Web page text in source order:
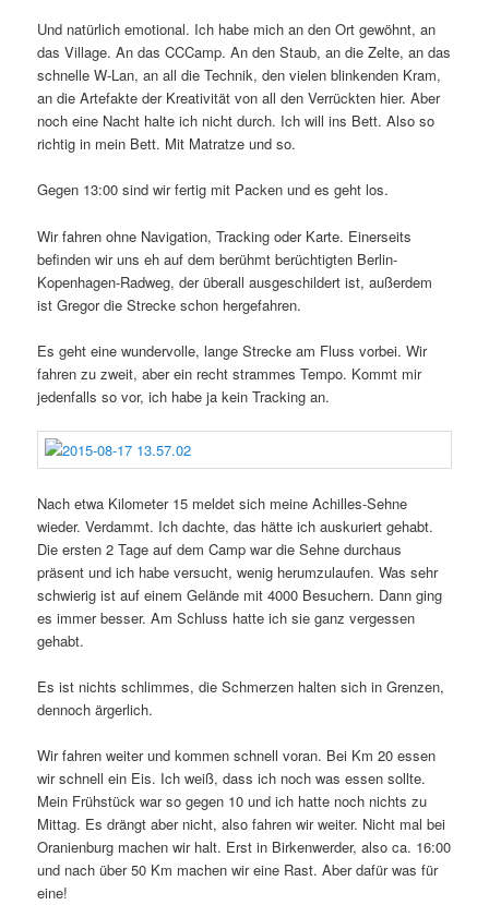
Und natürlich emotional. Ich habe mich an den Ort gewöhnt, an
das Village. An das CCCamp. An den Staub, an die Zelte, an das
schnelle W-Lan, an all die Technik, den vielen blinkenden Kram,
an die Artefakte der Kreativität von all den Verrückten hier. Aber
noch eine Nacht halte ich nicht durch. Ich will ins Bett. Also so
richtig in mein Bett. Mit Matratze und so.
Gegen 13:00 sind wir fertig mit Packen und es geht los.
Wir fahren ohne Navigation, Tracking oder Karte. Einerseits
befinden wir uns eh auf dem berühmt berüchtigten Berlin-
Kopenhagen-Radweg, der überall ausgeschildert ist, außerdem
ist Gregor die Strecke schon hergefahren.
Es geht eine wundervolle, lange Strecke am Fluss vorbei. Wir
fahren zu zweit, aber ein recht strammes Tempo. Kommt mir
jedenfalls so vor, ich habe ja kein Tracking an.
Nach etwa Kilometer 15 meldet sich meine Achilles-Sehne
wieder. Verdammt. Ich dachte, das hätte ich auskuriert gehabt.
Die ersten 2 Tage auf dem Camp war die Sehne durchaus
präsent und ich habe versucht, wenig herumzulaufen. Was sehr
schwierig ist auf einem Gelände mit 4000 Besuchern. Dann ging
es immer besser. Am Schluss hatte ich sie ganz vergessen
gehabt.
Es ist nichts schlimmes, die Schmerzen halten sich in Grenzen,
dennoch ärgerlich.
Wir fahren weiter und kommen schnell voran. Bei Km 20 essen
wir schnell ein Eis. Ich weiß, dass ich noch was essen sollte.
Mein Frühstück war so gegen 10 und ich hatte noch nichts zu
Mittag. Es drängt aber nicht, also fahren wir weiter. Nicht mal bei
Oranienburg machen wir halt. Erst in Birkenwerder, also ca. 16:00
und nach über 50 Km machen wir eine Rast. Aber dafür was für
eine!